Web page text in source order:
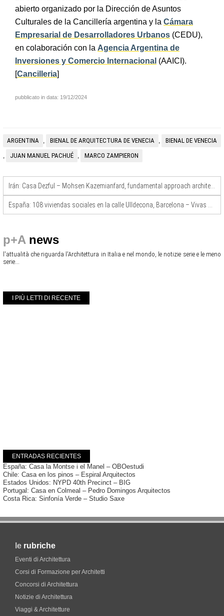
abierto organizado por la Dirección de Asuntos
Culturales de la Cancillería argentina y la Cámara
Empresarial de Desarrolladores Urbanos (CEDU),
en colaboración con la Agencia Argentina de
Inversiones y Comercio Internacional (AAICI).
[Cancilleria]
pubblicato in data: 19/12/2024
ARGENTINA , BIENAL DE ARQUITECTURA DE VENECIA , BIENAL DE VENECIA
, JUAN MANUEL PACHUÉ , MARCO ZAMPIERON
p+A news
l'attualità che riguarda l'Architettura in Italia e nel mondo, le notizie serie e le meno
serie...
I PIÙ LETTI DI RECENTE
ENTRADAS RECIENTES
España: Casa la Montse i el Manel – OBOestudi
Chile: Casa en los pinos – Espiral Arquitectos
Estados Unidos: NYPD 40th Precinct – BIG
Portugal: Casa en Colmeal – Pedro Domingos Arquitectos
Costa Rica: Sinfonía Verde – Studio Saxe
le rubriche
Eventi di Architettura
Corsi di Formazione per Architetti
Concorsi di Architettura
Notizie di Architettura
Viaggi & Architetture